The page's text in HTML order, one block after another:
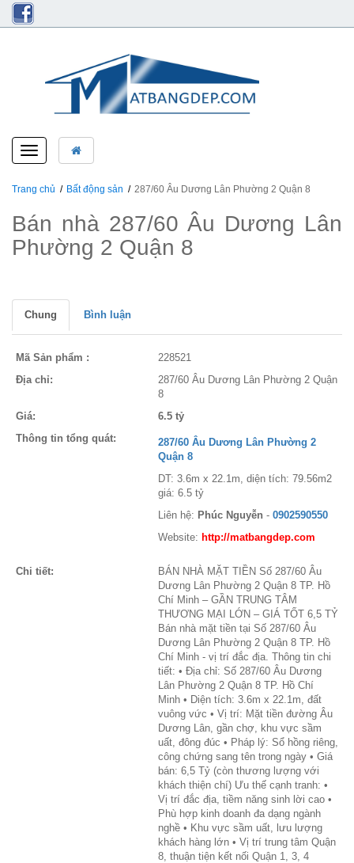
Toggle
navigation
Trang chủ Bất động sản 287/60 Âu Dương Lân Phường 2 Quận 8
Bán nhà 287/60 Âu Dương Lân
Phường 2 Quận 8
Chung Bình luận
Mã Sản phẩm :
228521
Địa chỉ:
287/60 Âu Dương Lân Phường 2 Quận
8
Giá:
6.5 tỷ
Thông tin tổng quát:
287/60 Âu Dương Lân Phường 2
Quận 8
DT: 3.6m x 22.1m, diện tích: 79.56m2
giá: 6.5 tỷ
Liên hệ: Phúc Nguyễn - 0902590550
Website: http://matbangdep.com
Chi tiết:
BÁN NHÀ MẶT TIỀN Số 287/60 Âu
Dương Lân Phường 2 Quận 8 TP. Hồ
Chí Minh – GẦN TRUNG TÂM
THƯƠNG MẠI LỚN – GIÁ TỐT 6,5 TỶ
Bán nhà mặt tiền tại Số 287/60 Âu
Dương Lân Phường 2 Quận 8 TP. Hồ
Chí Minh - vị trí đắc địa. Thông tin chi
tiết: • Địa chỉ: Số 287/60 Âu Dương
Lân Phường 2 Quận 8 TP. Hồ Chí
Minh • Diện tích: 3.6m x 22.1m, đất
vuông vức • Vị trí: Mặt tiền đường Âu
Dương Lân, gần chợ, khu vực sầm
uất, đông đúc • Pháp lý: Sổ hồng riêng,
công chứng sang tên trong ngày • Giá
bán: 6,5 Tỷ (còn thương lượng với
khách thiện chí) Ưu thế cạnh tranh: •
Vị trí đắc địa, tiềm năng sinh lời cao •
Phù hợp kinh doanh đa dạng ngành
nghề • Khu vực sầm uất, lưu lượng
khách hàng lớn • Vị trí trung tâm Quận
8, thuận tiện kết nối Quận 1, 3, 4